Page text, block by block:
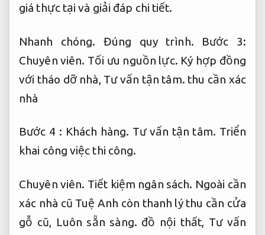
giá thực tại và giải đáp chi tiết.
Nhanh chóng. Đúng quy trình. Bước 3:
Chuyên viên. Tối ưu nguồn lực. Ký hợp đồng
với tháo dỡ nhà, Tư vấn tận tâm. thu cần xác
nhà
Bước 4 : Khách hàng. Tư vấn tận tâm. Triển
khai công việc thi công.
Chuyên viên. Tiết kiệm ngân sách. Ngoài cần
xác nhà cũ Tuệ Anh còn thanh lý thu cần cửa
gỗ cũ, Luôn sẵn sàng. đồ nội thất, Tư vấn